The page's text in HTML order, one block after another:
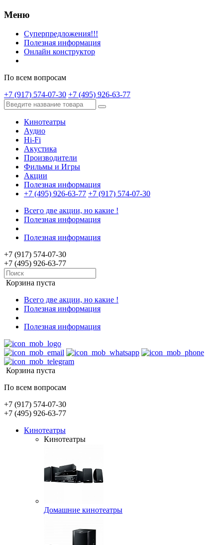
Меню
Суперпредложения!!!
Полезная информация
Онлайн конструктор
По всем вопросам
+7 (917) 574-07-30 +7 (495) 926-63-77
Кинотеатры
Аудио
Hi-Fi
Акустика
Производители
Фильмы и Игры
Акции
Полезная информация
+7 (495) 926-63-77 +7 (917) 574-07-30
Всего две акции, но какие !
Полезная информация
Полезная информация
+7 (917) 574-07-30
+7 (495) 926-63-77
Корзина пуста
Всего две акции, но какие !
Полезная информация
Полезная информация
Корзина пуста
По всем вопросам
+7 (917) 574-07-30
+7 (495) 926-63-77
Кинотеатры
Кинотеатры
Домашние кинотеатры